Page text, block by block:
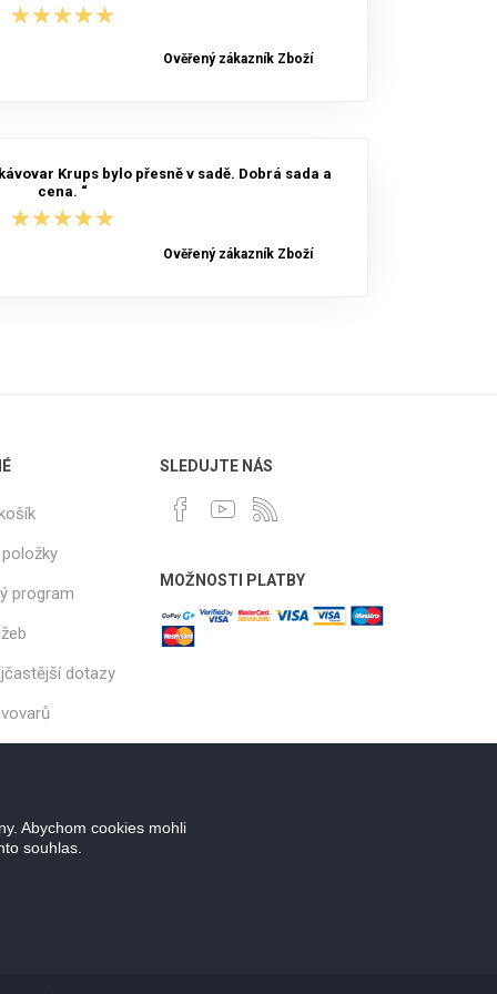
★★★★★
★★★★★
Ověřený zákazník Zboží
Krups bylo přesně v sadě. Dobrá sada a
cena. “
★★★★★
★★★★★
Ověřený zákazník Zboží
program
dotazy
SLEDUJTE NÁS
MOŽNOSTI PLATBY
Abychom cookies mohli
souhlas.